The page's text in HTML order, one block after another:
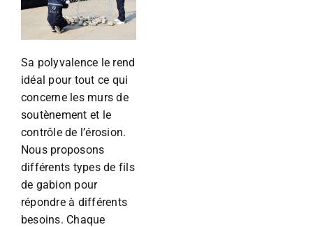
Sa polyvalence le rend
idéal pour tout ce qui
concerne les murs de
soutènement et le
contrôle de l’érosion.
Nous proposons
différents types de fils
de gabion pour
répondre à différents
besoins. Chaque